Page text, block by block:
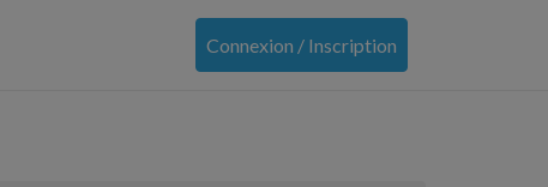
Connexion / Inscription